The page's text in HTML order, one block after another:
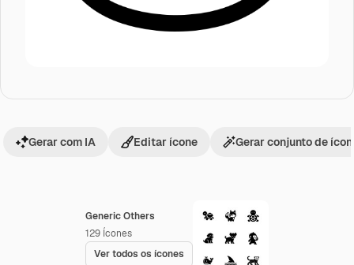
Generic Others
129 Ícones
Ver todos os ícones
Gerar com IA Editar ícone Gerar conjunto de